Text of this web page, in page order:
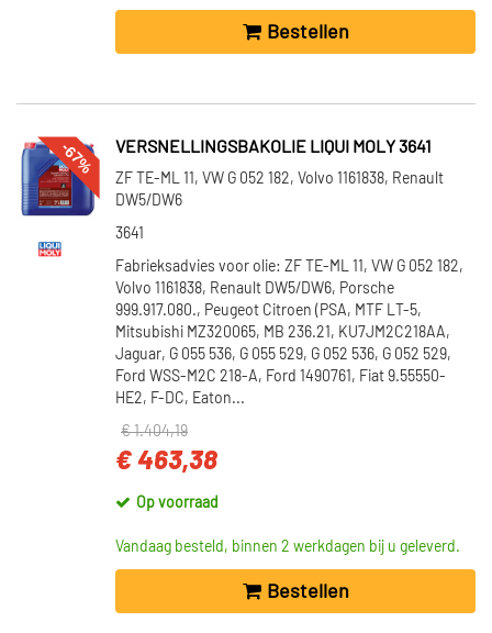
Bestellen
-67% VERSNELLINGSBAKOLIE LIQUI MOLY 3641
ZF TE-ML 11, VW G 052 182, Volvo 1161838, Renault
DW5/DW6
3641
Fabrieksadvies voor olie: ZF TE-ML 11, VW G 052 182,
Volvo 1161838, Renault DW5/DW6, Porsche
999.917.080., Peugeot Citroen (PSA, MTF LT-5,
Mitsubishi MZ320065, MB 236.21, KU7JM2C218AA,
Jaguar, G 055 536, G 055 529, G 052 536, G 052 529,
Ford WSS-M2C 218-A, Ford 1490761, Fiat 9.55550-
HE2, F-DC, Eaton...
€ 1.404,19
€ 463,38
Op voorraad
Vandaag besteld, binnen 2 werkdagen bij u geleverd.
Bestellen